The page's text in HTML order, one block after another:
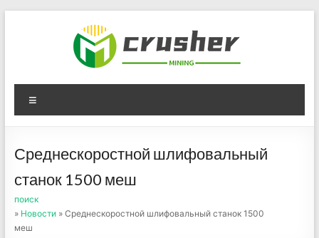
Оборудование для
дробления угля,
измельчения печного
порошка
Среднескоростной шлифовальный
станок 1500 меш
поиск
» Новости» Среднескоростной шлифовальный станок 1500
меш